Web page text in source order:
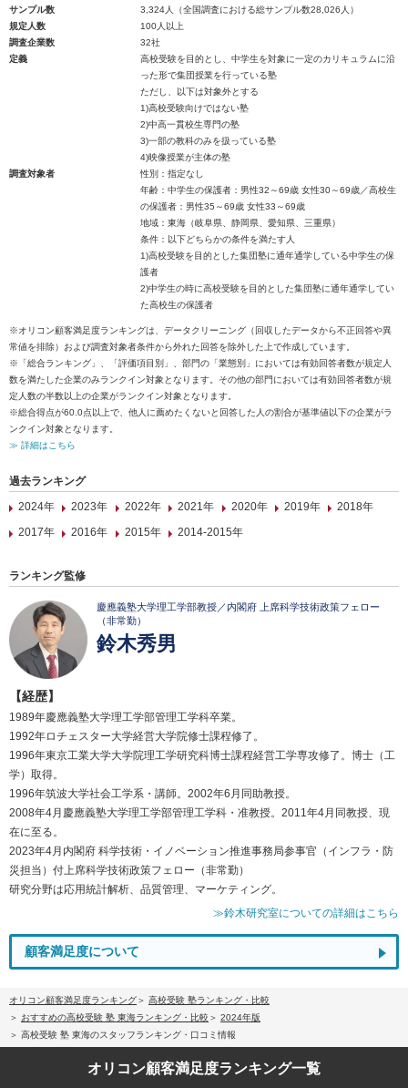
サンプル数
3,324人（全国調査における総サンプル数28,026人）
規定人数
100人以上
調査企業数
32社
定義
高校受験を目的とし、中学生を対象に一定のカリキュラムに沿
った形で集団授業を行っている塾
ただし、以下は対象外とする
1)高校受験向けではない塾
2)中高一貫校生専門の塾
3)一部の教科のみを扱っている塾
4)映像授業が主体の塾
調査対象者
性別：指定なし
年齢：中学生の保護者：男性32～69歳 女性30～69歳／高校生
の保護者：男性35～69歳 女性33～69歳
地域：東海（岐阜県、静岡県、愛知県、三重県）
条件：以下どちらかの条件を満たす人
1)高校受験を目的とした集団塾に通年通学している中学生の保
護者
2)中学生の時に高校受験を目的とした集団塾に通年通学してい
た高校生の保護者
※オリコン顧客満足度ランキングは、データクリーニング（回収したデータから不正回答や異
常値を排除）および調査対象者条件から外れた回答を除外した上で作成しています。
※「総合ランキング」、「評価項目別」、部門の「業態別」においては有効回答者数が規定人
数を満たした企業のみランクイン対象となります。その他の部門においては有効回答者数が規
定人数の半数以上の企業がランクイン対象となります。
※総合得点が60.0点以上で、他人に薦めたくないと回答した人の割合が基準値以下の企業がラ
ンクイン対象となります。
≫ 詳細はこちら
過去ランキング
2024年
2023年 2022年 2021年 2020年 2019年
2018年
2017年
2016年 2015年 2014-2015年
ランキング監修
慶應義塾大学理工学部教授／内閣府 上席科学技術政策フェロー
（非常勤）
鈴木秀男
【経歴】
1989年慶應義塾大学理工学部管理工学科卒業。
1992年ロチェスター大学経営大学院修士課程修了。
1996年東京工業大学大学院理工学研究科博士課程経営工学専攻修了。博士（工
学）取得。
1996年筑波大学社会工学系・講師。2002年6月同助教授。
2008年4月慶應義塾大学理工学部管理工学科・准教授。2011年4月同教授、現
在に至る。
2023年4月内閣府 科学技術・イノベーション推進事務局参事官（インフラ・防
災担当）付上席科学技術政策フェロー（非常勤）
研究分野は応用統計解析、品質管理、マーケティング。
≫鈴木研究室についての詳細はこちら
顧客満足度について
オリコン顧客満足度ランキング
高校受験 塾ランキング・比較
おすすめの高校受験 塾 東海ランキング・比較
2024年版
高校受験 塾 東海のスタッフランキング・口コミ情報
オリコン顧客満足度ランキング一覧